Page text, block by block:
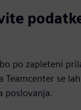
po zapleteni
Teamcenter se
poslovanja.